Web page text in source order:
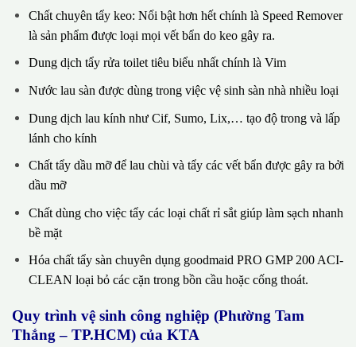
Chất chuyên tẩy keo: Nổi bật hơn hết chính là Speed Remover
là sản phẩm được loại mọi vết bẩn do keo gây ra.
Dung dịch tẩy rửa toilet tiêu biểu nhất chính là Vim
Nước lau sàn được dùng trong việc vệ sinh sàn nhà nhiều loại
Dung dịch lau kính như Cif, Sumo, Lix,… tạo độ trong và lấp
lánh cho kính
Chất tẩy dầu mỡ để lau chùi và tẩy các vết bẩn được gây ra bởi
dầu mỡ
Chất dùng cho việc tẩy các loại chất rỉ sắt giúp làm sạch nhanh
bề mặt
Hóa chất tẩy sàn chuyên dụng goodmaid PRO GMP 200 ACI-
CLEAN loại bỏ các cặn trong bồn cầu hoặc cống thoát.
Quy trình vệ sinh công nghiệp (Phường Tam
Thắng – TP.HCM) của KTA